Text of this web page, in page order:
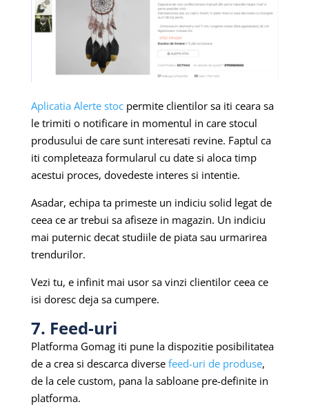
Aplicatia Alerte stocpermite clientilor sa iti ceara sa
le trimiti o notificare in momentul in care stocul
produsului de care sunt interesati revine. Faptul ca
iti completeaza formularul cu date si aloca timp
acestui proces, dovedeste interes si intentie.
Asadar, echipa ta primeste un indiciu solid legat de
ceea ce ar trebui sa afiseze in magazin. Un indiciu
mai puternic decat studiile de piata sau urmarirea
trendurilor.
Vezi tu, e infinit mai usor sa vinzi clientilor ceea ce
isi doresc deja sa cumpere.
7. Feed-uri
Platforma Gomag iti pune la dispozitie posibilitatea
de a crea si descarca diverse feed-uri de produse,
de la cele custom, pana la sabloane pre-definite in
platforma.